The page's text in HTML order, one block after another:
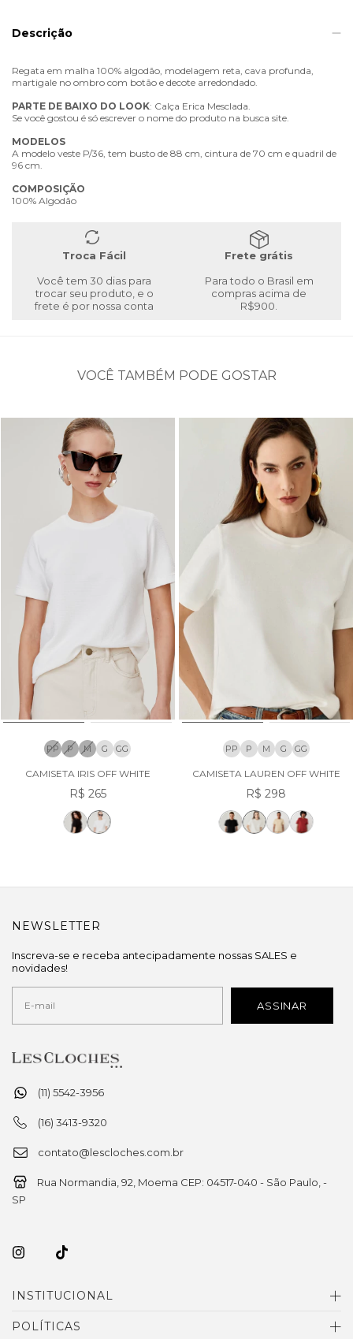
Descrição
Regata em malha 100% algodão, modelagem reta, cava profunda,
martigale no ombro com botão e decote arredondado.
PARTE DE BAIXO DO LOOK: Calça Erica Mesclada.
Se você gostou é só escrever o nome do produto na busca site.
MODELOS
A modelo veste P/36, tem busto de 88 cm, cintura de 70 cm e quadril de
96 cm.
COMPOSIÇÃO
100% Algodão
Troca Fácil
Você tem 30 dias para
trocar seu produto, e o
frete é por nossa conta
Frete grátis
Para todo o Brasil em
compras acima de
R$900.
VOCÊ TAMBÉM PODE GOSTAR
PP P M G GG
CAMISETA IRIS OFF WHITE
R$ 265
PP P M G GG
CAMISETA LAUREN OFF WHITE
R$ 298
(11) 5542-3956
(16) 3413-9320
contato@lescloches.com.br
Rua Normandia, 92, Moema CEP: 04517-040 - São Paulo, -
SP
INSTITUCIONAL
POLÍTICAS
NEWSLETTER
Inscreva-se e receba antecipadamente nossas SALES e
novidades!